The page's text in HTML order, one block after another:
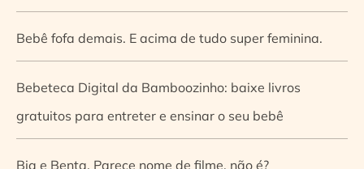
Bebê fofa demais. E acima de tudo super feminina.
Bebeteca Digital da Bamboozinho: baixe livros
gratuitos para entreter e ensinar o seu bebê
Bia e Benta. Parece nome de filme, não é?